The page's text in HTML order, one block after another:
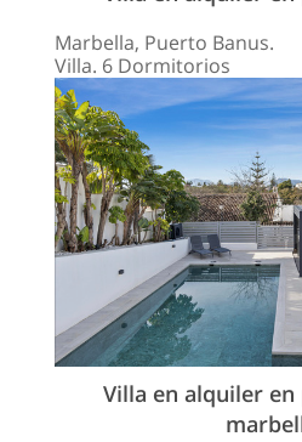
Marbella, Puerto Banus.
Villa. 6 Dormitorios
Villa en alquiler